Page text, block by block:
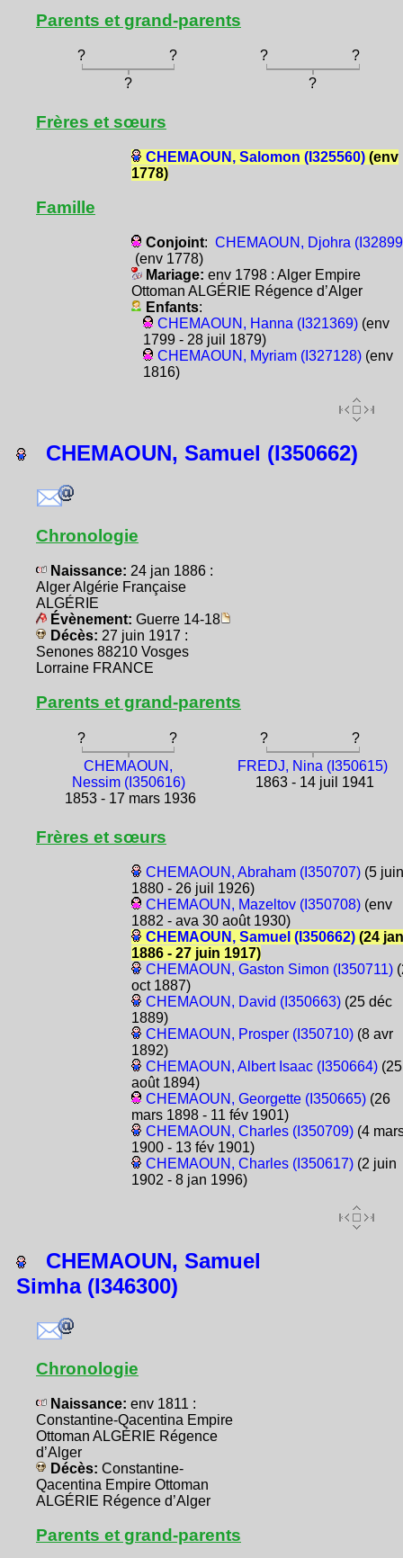
Parents et grand-parents
? ? ?
?
?
?
Frères et sœurs
CHEMAOUN, Salomon (I325560)(env
1778)
Famille
Conjoint: CHEMAOUN, Djohra
(env 1778)
Mariage: env 1798 : Alger Empire
Ottoman ALGÉRIE Régence d’Alger
Enfants:
CHEMAOUN, Hanna (I321369)(env
1799 - 28 juil 1879)
CHEMAOUN, Myriam (I327128)(env
1816)
CHEMAOUN, Samuel (I350662)
Chronologie
Naissance: 24 jan 1886 :
Alger Algérie Française
ALGÉRIE
Évènement: Guerre 14-18
Décès: 27 juin 1917 :
Senones 88210 Vosges
Lorraine FRANCE
Parents et grand-parents
? ? ?
?
CHEMAOUN,
Nessim (I350616)
1853 - 17 mars 1936
FREDJ, Nina (I350615)
1863 - 14 juil 1941
Frères et sœurs
CHEMAOUN, Abraham (I350707)(5 juin
1880 - 26 juil 1926)
CHEMAOUN, Mazeltov (I350708)(env
1882 - ava 30 août 1930)
CHEMAOUN, Samuel (I350662)(24 jan
1886 - 27 juin 1917)
CHEMAOUN, Gaston Simon (I350711)
oct 1887)
CHEMAOUN, David (I350663)(25 déc
1889)
CHEMAOUN, Prosper (I350710)(8 avr
1892)
CHEMAOUN, Albert Isaac (I350664)(25
août 1894)
CHEMAOUN, Georgette (I350665)(26
mars 1898 - 11 fév 1901)
CHEMAOUN, Charles (I350709)(4
1900 - 13 fév 1901)
CHEMAOUN, Charles (I350617)(2 juin
1902 - 8 jan 1996)
CHEMAOUN, Samuel
Simha (I346300)
Chronologie
Naissance: env 1811 :
Constantine-Qacentina Empire
Ottoman ALGÉRIE Régence
d’Alger
Décès: Constantine-
Qacentina Empire Ottoman
ALGÉRIE Régence d’Alger
Parents et grand-parents